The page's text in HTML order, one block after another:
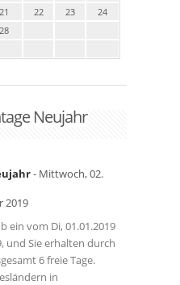
21 22 23
24
28
Neujahr
- Mittwoch, 02.
2019
ein vom Di, 01.01.2019
und Sie erhalten durch
6 freie Tage.
in